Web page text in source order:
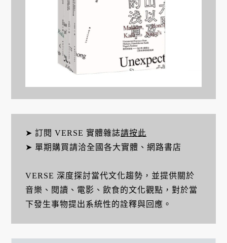
➤ 訂閱 VERSE 實體雜誌請按此
➤ 單期購買請洽全國各大實體、網路書店
VERSE 深度探討當代文化趨勢，並提供關於
音樂、閱讀、電影、飲食的文化觀點，對於當
下發生事物提出系統性的詮釋與回應。